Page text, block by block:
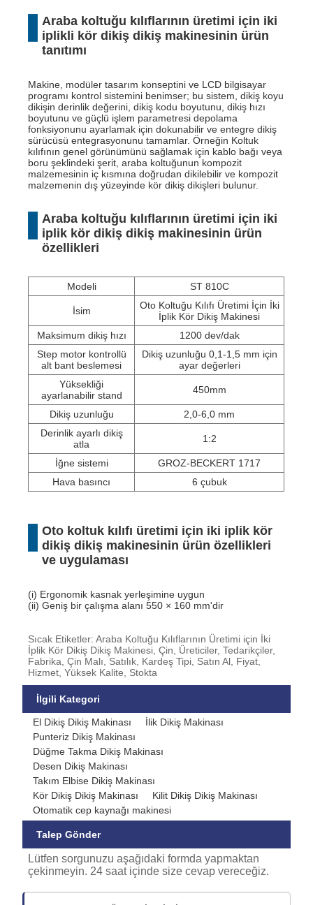
Araba koltuğu kılıflarının üretimi için iki
iplikli kör dikiş dikiş makinesinin ürün
tanıtımı
Makine, modüler tasarım konseptini ve LCD bilgisayar
programı kontrol sistemini benimser; bu sistem, dikiş koyu
dikişin derinlik değerini, dikiş kodu boyutunu, dikiş hızı
boyutunu ve güçlü işlem parametresi depolama
fonksiyonunu ayarlamak için dokunabilir ve entegre dikiş
sürücüsü entegrasyonunu tamamlar. Örneğin Koltuk
kılıfının genel görünümünü sağlamak için kablo bağı veya
boru şeklindeki şerit, araba koltuğunun kompozit
malzemesinin iç kısmına doğrudan dikilebilir ve kompozit
malzemenin dış yüzeyinde kör dikiş dikişleri bulunur.
Araba koltuğu kılıflarının üretimi için iki
iplik kör dikiş dikiş makinesinin ürün
özellikleri
Modeli ST 810C
İsim
Oto Koltuğu Kılıfı Üretimi İçin İki
İplik Kör Dikiş Makinesi
Maksimum dikiş hızı
1200 dev/dak
Step motor kontrollü
alt bant beslemesi
Dikiş uzunluğu 0,1-1,5 mm için
ayar değerleri
Yüksekliği
ayarlanabilir stand
450mm
Dikiş uzunluğu
2,0-6,0 mm
Derinlik ayarlı dikiş
atla
1:2
İğne sistemi
GROZ-BECKERT 1717
Hava basıncı
6 çubuk
Oto koltuk kılıfı üretimi için iki iplik kör
dikiş dikiş makinesinin ürün özellikleri
ve uygulaması
(i) Ergonomik kasnak yerleşimine uygun
(ii) Geniş bir çalışma alanı 550 × 160 mm'dir
Sıcak Etiketler: Araba Koltuğu Kılıflarının Üretimi için İki
İplik Kör Dikiş Dikiş Makinesi, Çin, Üreticiler, Tedarikçiler,
Fabrika, Çin Malı, Satılık, Kardeş Tipi, Satın Al, Fiyat,
Hizmet, Yüksek Kalite, Stokta
İlgili Kategori
El Dikiş Dikiş Makinası
İlik Dikiş Makinası
Punteriz Dikiş Makinası
Düğme Takma Dikiş Makinası
Desen Dikiş Makinası
Takım Elbise Dikiş Makinası
Kör Dikiş Dikiş Makinası
Kilit Dikiş Dikiş Makinası
Otomatik cep kaynağı makinesi
Talep Gönder
Lütfen sorgunuzu aşağıdaki formda yapmaktan
çekinmeyin. 24 saat içinde size cevap vereceğiz.